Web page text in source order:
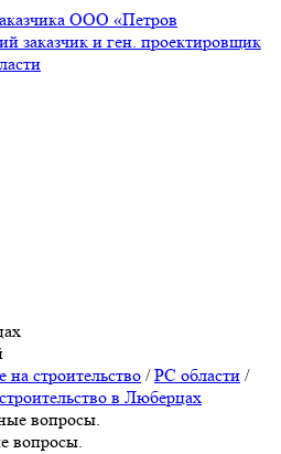
ООО «Петров
заказчик и ген. проектировщик
на строительство /РС области /
в Люберцах
вопросы.